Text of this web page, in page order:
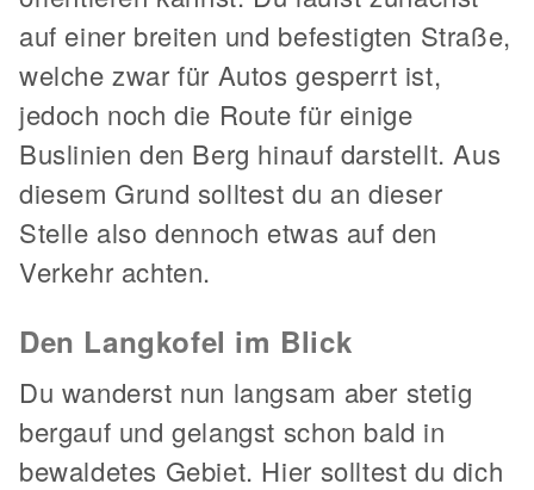
auf einer breiten und befestigten Straße,
welche zwar für Autos gesperrt ist,
jedoch noch die Route für einige
Buslinien den Berg hinauf darstellt. Aus
diesem Grund solltest du an dieser
Stelle also dennoch etwas auf den
Verkehr achten.
Den Langkofel im Blick
Du wanderst nun langsam aber stetig
bergauf und gelangst schon bald in
bewaldetes Gebiet. Hier solltest du dich